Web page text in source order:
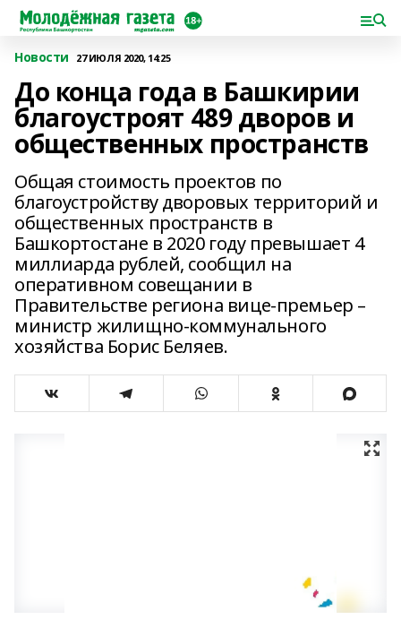
Новости 27 ИЮЛЯ 2020, 14:25
До конца года в Башкирии
благоустроят 489 дворов и
общественных пространств
Общая стоимость проектов по
благоустройству дворовых территорий и
общественных пространств в
Башкортостане в 2020 году превышает 4
миллиарда рублей, сообщил на
оперативном совещании в
Правительстве региона вице-премьер –
министр жилищно-коммунального
хозяйства Борис Беляев.